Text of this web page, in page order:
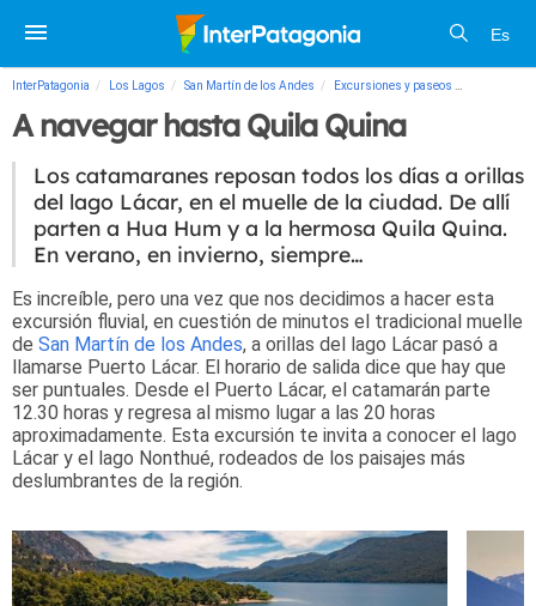
Es
InterPatagonia Los Lagos San Martín de los Andes Excursiones y paseos
A navegar hasta Quila Quina
Los catamaranes reposan todos los días a orillas
del lago Lácar, en el muelle de la ciudad. De allí
parten a Hua Hum y a la hermosa Quila Quina.
En verano, en invierno, siempre…
Es increíble, pero una vez que nos decidimos a hacer esta
excursión fluvial, en cuestión de minutos el tradicional muelle
de San Martín de los Andes, a orillas del lago Lácar pasó a
llamarse Puerto Lácar. El horario de salida dice que hay que
ser puntuales. Desde el Puerto Lácar, el catamarán parte
12.30 horas y regresa al mismo lugar a las 20 horas
aproximadamente. Esta excursión te invita a conocer el lago
Lácar y el lago Nonthué, rodeados de los paisajes más
deslumbrantes de la región.